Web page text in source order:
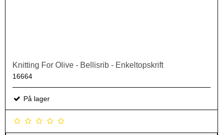
Knitting For Olive - Bellisrib - Enkeltopskrift
16664
På lager